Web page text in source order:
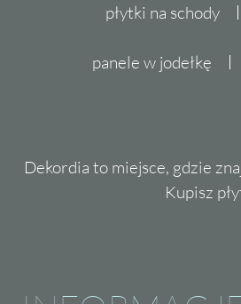
płytki na schody
panele w jodełkę
Dekordia to miejsce, gdzie
Kupisz